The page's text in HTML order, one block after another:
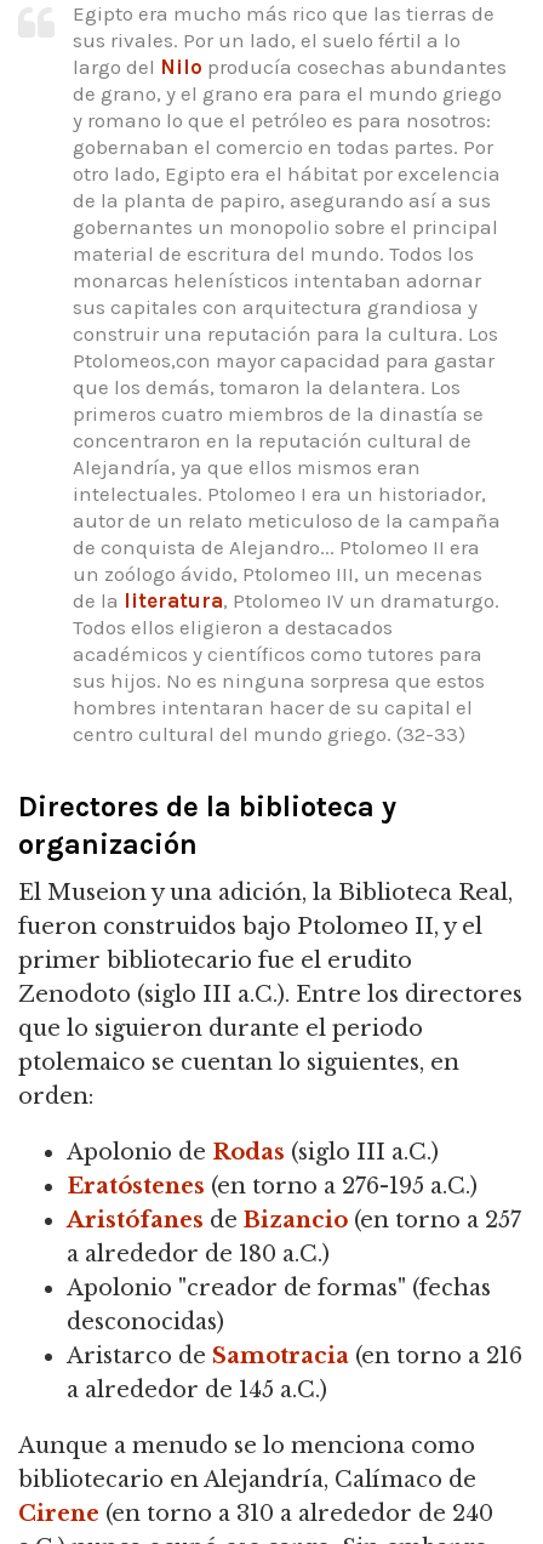
Egipto era mucho más rico que las tierras de
sus rivales. Por un lado, el suelo fértil a lo
largo del Nilo producía cosechas abundantes
de grano, y el grano era para el mundo griego
y romano lo que el petróleo es para nosotros:
gobernaban el comercio en todas partes. Por
otro lado, Egipto era el hábitat por excelencia
de la planta de papiro, asegurando así a sus
gobernantes un monopolio sobre el principal
material de escritura del mundo. Todos los
monarcas helenísticos intentaban adornar
sus capitales con arquitectura grandiosa y
construir una reputación para la cultura. Los
Ptolomeos,con mayor capacidad para gastar
que los demás, tomaron la delantera. Los
primeros cuatro miembros de la dinastía se
concentraron en la reputación cultural de
Alejandría, ya que ellos mismos eran
intelectuales. Ptolomeo I era un historiador,
autor de un relato meticuloso de la campaña
de conquista de Alejandro... Ptolomeo II era
un zoólogo ávido, Ptolomeo III, un mecenas
de la literatura, Ptolomeo IV un dramaturgo.
Todos ellos eligieron a destacados
académicos y científicos como tutores para
sus hijos. No es ninguna sorpresa que estos
hombres intentaran hacer de su capital el
centro cultural del mundo griego. (32-33)
Directores de la biblioteca y
organización
El Museion y una adición, la Biblioteca Real,
fueron construidos bajo Ptolomeo II, y el
primer bibliotecario fue el erudito
Zenodoto (siglo III a.C.). Entre los directores
que lo siguieron durante el periodo
ptolemaico se cuentan lo siguientes, en
orden:
Apolonio de Rodas (siglo III a.C.)
Eratóstenes (en torno a 276-195 a.C.)
Aristófanes de Bizancio (en torno a 257
a alrededor de 180 a.C.)
Apolonio "creador de formas" (fechas
desconocidas)
Aristarco de Samotracia (en torno a 216
a alrededor de 145 a.C.)
Aunque a menudo se lo menciona como
bibliotecario en Alejandría, Calímaco de
Cirene (en torno a 310 a alrededor de 240